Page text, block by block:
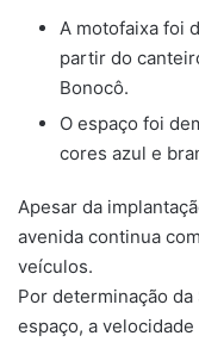
A motofaixa foi
partir do
Bonocô.
O espaço foi
cores azul e
Apesar da
avenida continua
veículos.
Por determinação da
espaço, a